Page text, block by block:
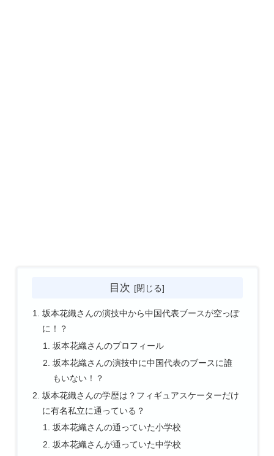
目次
坂本花織さんの演技中から中国代表ブースが空っぽ
に！？
坂本花織さんのプロフィール
坂本花織さんの演技中に中国代表のブースに誰
もいない！？
坂本花織さんの学歴は？フィギュアスケーターだけ
に有名私立に通っている？
坂本花織さんの通っていた小学校
坂本花織さんが通っていた中学校